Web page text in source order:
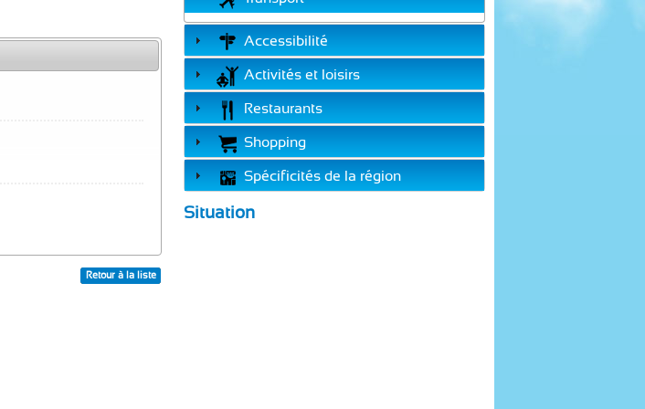
Accessibilité
Activités et loisirs
Restaurants
Shopping
Spécificités de la région
Situation
Retour à la liste